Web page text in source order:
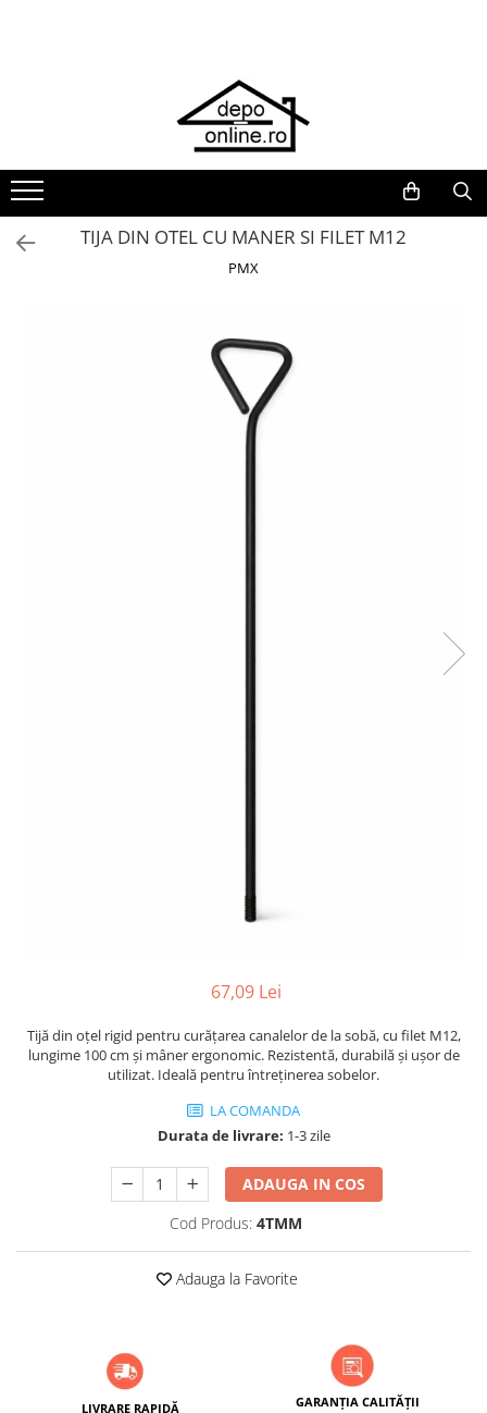
Grătare barbeque din fontă
România
Grătare tehnice din fontă România
Vase de gătit din fontă România
Prelată impermeabilă din
polietilenă cu inele
Coșuri de fum din beton
Coșuri de fum din otel
INSTALAȚII
Irigații pentru grădină
Unelte electrice
TIJA DIN OTEL CU MANER SI FILET M12
PMX
67,09 Lei
Tijă din oțel rigid pentru curățarea canalelor de la sobă, cu filet M12,
lungime 100 cm și mâner ergonomic. Rezistentă, durabilă și ușor de
utilizat. Ideală pentru întreținerea sobelor.
LA COMANDA
Durata de livrare: 1-3 zile
ADAUGA IN COS
Cod Produs: 4TMM
Adauga la Favorite
LIVRARE RAPIDĂ GARANȚIA CALITĂȚII